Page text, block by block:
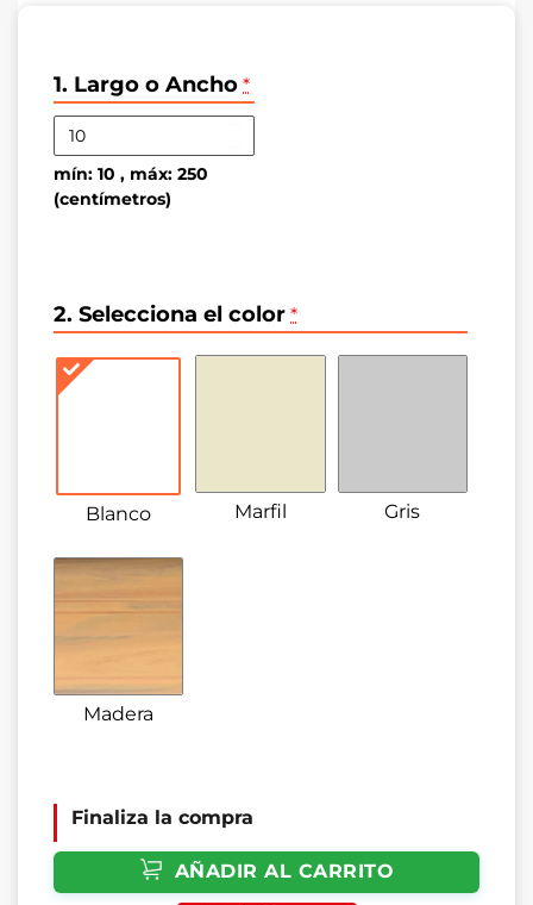
1. Largo o Ancho *
mín: 10 , máx: 250
(centímetros)
2. Selecciona el color *
Blanco Marfil Gris
Madera
Finaliza la compra
AÑADIR AL CARRITO